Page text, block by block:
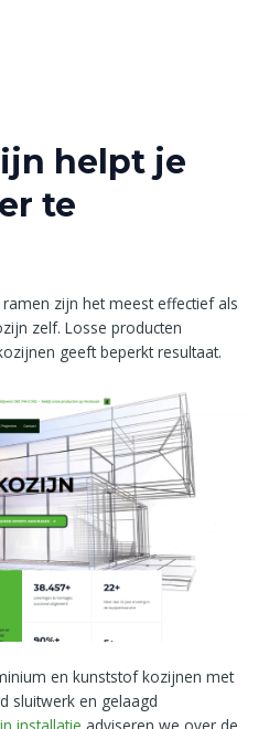
helpt je
te
zijn het meest effectief als
zelf. Losse producten
geeft beperkt resultaat.
en kunststof kozijnen met
sluitwerk en gelaagd